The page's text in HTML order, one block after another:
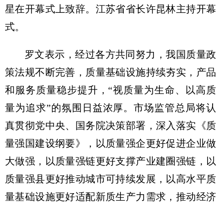
星在开幕式上致辞。江苏省省长许昆林主持开幕
式。
罗文表示，经过各方共同努力，我国质量政
策法规不断完善，质量基础设施持续夯实，产品
和服务质量稳步提升，“视质量为生命、以高质
量为追求”的氛围日益浓厚。市场监管总局将认
真贯彻党中央、国务院决策部署，深入落实《质
量强国建设纲要》，以质量强企更好促进企业做
大做强，以质量强链更好支撑产业建圈强链，以
质量强县更好推动城市可持续发展，以高水平质
量基础设施更好适配新质生产力需求，推动经济